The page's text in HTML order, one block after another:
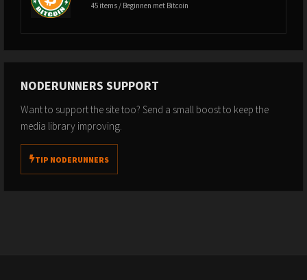
45 items / Beginnen met Bitcoin
NODERUNNERS SUPPORT
Want to support the site too? Send a small boost to keep the
media library improving.
TIP NODERUNNERS